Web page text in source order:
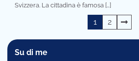
Svizzera. La cittadina è famosa […]
articoli
1 2
Su di me